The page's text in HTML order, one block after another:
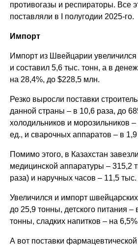
противогазы и респираторы. Все
поставляли в I полугодии 2025-го.
Импорт
Импорт из Швейцарии
и составил 5,6 тыс. тонн, а в
на 28,4%, до $228,5 млн.
Резко выросли поставки
данной страны – в 10,6 раза, до
холодильников и морозильников
ед., и сварочных аппаратов – в
Помимо этого, в Казахстан
медицинской аппаратуры – 315,2
раза) и наручных часов – 11,5
Увеличился и импорт
до 25,9 тонны, детского питания –
тонны, сладких напитков – на
А вот поставки